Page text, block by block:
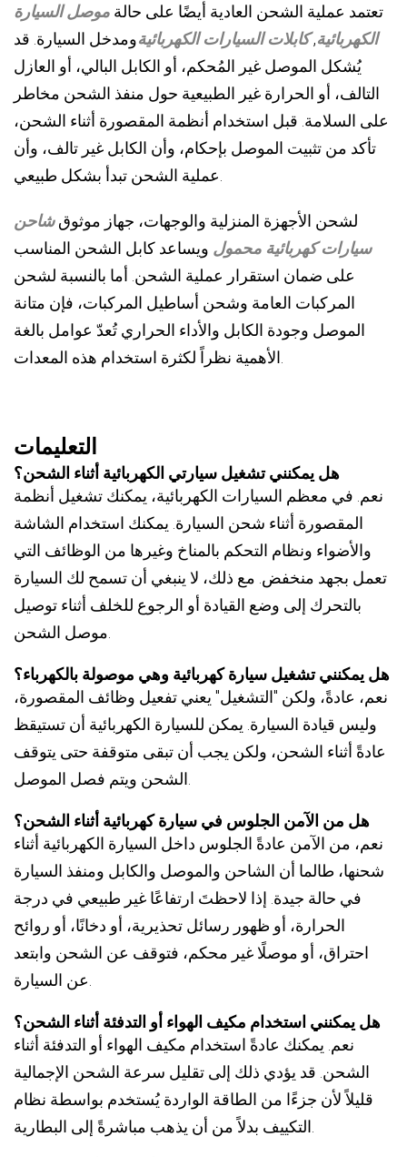
تعتمد عملية الشحن العادية أيضًا على حالة موصل السيارة
الكهربائية,كابلات السيارات الكهربائيةومدخل السيارة. قد
يُشكل الموصل غير المُحكم، أو الكابل البالي، أو العازل
التالف، أو الحرارة غير الطبيعية حول منفذ الشحن مخاطر
على السلامة. قبل استخدام أنظمة المقصورة أثناء الشحن،
تأكد من تثبيت الموصل بإحكام، وأن الكابل غير تالف، وأن
عملية الشحن تبدأ بشكل طبيعي.
لشحن الأجهزة المنزلية والوجهات، جهاز موثوقشاحن
سيارات كهربائية محمول ويساعد كابل الشحن المناسب
على ضمان استقرار عملية الشحن. أما بالنسبة لشحن
المركبات العامة وشحن أساطيل المركبات، فإن متانة
الموصل وجودة الكابل والأداء الحراري تُعدّ عوامل بالغة
الأهمية نظراً لكثرة استخدام هذه المعدات.
التعليمات
هل يمكنني تشغيل سيارتي الكهربائية أثناء الشحن؟
نعم. في معظم السيارات الكهربائية، يمكنك تشغيل أنظمة
المقصورة أثناء شحن السيارة. يمكنك استخدام الشاشة
والأضواء ونظام التحكم بالمناخ وغيرها من الوظائف التي
تعمل بجهد منخفض. مع ذلك، لا ينبغي أن تسمح لك السيارة
بالتحرك إلى وضع القيادة أو الرجوع للخلف أثناء توصيل
هل يمكنني تشغيل سيارة كهربائية وهي موصولة بالكهرباء؟
نعم، عادةً، ولكن "التشغيل" يعني تفعيل وظائف المقصورة،
وليس قيادة السيارة. يمكن للسيارة الكهربائية أن تستيقظ
عادةً أثناء الشحن، ولكن يجب أن تبقى متوقفة حتى يتوقف
هل من الآمن الجلوس في سيارة كهربائية أثناء الشحن؟
نعم، من الآمن عادةً الجلوس داخل السيارة الكهربائية أثناء
شحنها، طالما أن الشاحن والموصل والكابل ومنفذ السيارة
في حالة جيدة. إذا لاحظتَ ارتفاعًا غير طبيعي في درجة
الحرارة، أو ظهور رسائل تحذيرية، أو دخانًا، أو روائح
احتراق، أو موصلًا غير محكم، فتوقف عن الشحن وابتعد
هل يمكنني استخدام مكيف الهواء أو التدفئة أثناء الشحن؟
نعم. يمكنك عادةً استخدام مكيف الهواء أو التدفئة أثناء
الشحن. قد يؤدي ذلك إلى تقليل سرعة الشحن الإجمالية
قليلاً لأن جزءًا من الطاقة الواردة يُستخدم بواسطة نظام